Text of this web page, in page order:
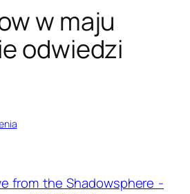
w maju
odwiedzi